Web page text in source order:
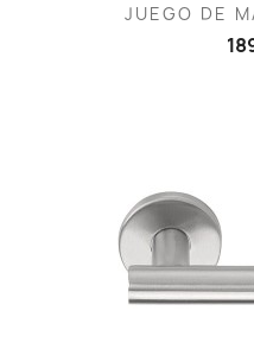
JUEGO DE